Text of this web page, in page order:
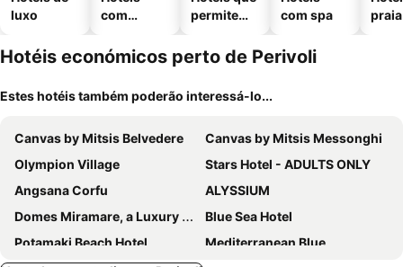
luxo
com
permitem
com spa
praia
Hotéis económicos perto de Perivoli
Estes hotéis também poderão interessá-lo...
Canvas by Mitsis Belvedere
Canvas by Mitsis Messonghi
Olympion Village
Stars Hotel - ADULTS ONLY
Angsana Corfu
ALYSSIUM
Domes Miramare, a Luxury Collection Resort, Corfu
Blue Sea Hotel
Potamaki Beach Hotel
Mediterranean Blue